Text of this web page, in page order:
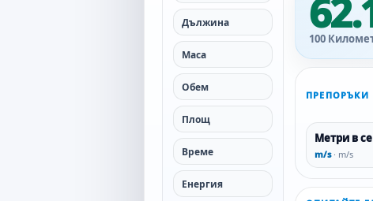
Дължина
Маса
Обем
Площ
Време
Енергия
100
ПРЕПОРЪКИ
Метри в
m/s· m/s